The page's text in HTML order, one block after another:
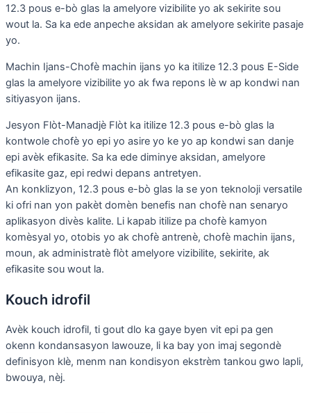
12.3 pous e-bò glas la amelyore vizibilite yo ak sekirite sou
wout la. Sa ka ede anpeche aksidan ak amelyore sekirite pasaje
yo.
Machin Ijans-Chofè machin ijans yo ka itilize 12.3 pous E-Side
glas la amelyore vizibilite yo ak fwa repons lè w ap kondwi nan
sitiyasyon ijans.
Jesyon Flòt-Manadjè Flòt ka itilize 12.3 pous e-bò glas la
kontwole chofè yo epi yo asire yo ke yo ap kondwi san danje
epi avèk efikasite. Sa ka ede diminye aksidan, amelyore
efikasite gaz, epi redwi depans antretyen.
An konklizyon, 12.3 pous e-bò glas la se yon teknoloji versatile
ki ofri nan yon pakèt domèn benefis nan chofè nan senaryo
aplikasyon divès kalite. Li kapab itilize pa chofè kamyon
komèsyal yo, otobis yo ak chofè antrenè, chofè machin ijans,
moun, ak administratè flòt amelyore vizibilite, sekirite, ak
efikasite sou wout la.
Kouch idrofil
Avèk kouch idrofil, ti gout dlo ka gaye byen vit epi pa gen
okenn kondansasyon lawouze, li ka bay yon imaj segondè
definisyon klè, menm nan kondisyon ekstrèm tankou gwo lapli,
bwouya, nèj.